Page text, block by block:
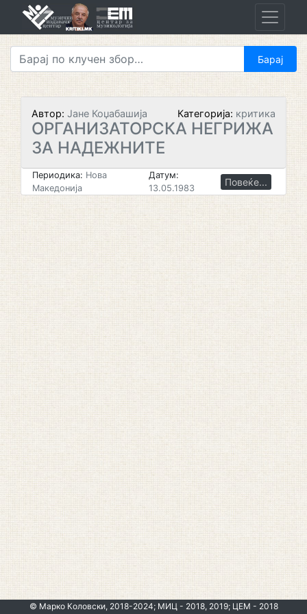
Автор: Јане Коџабашија Категорија: критика
ОРГАНИЗАТОРСКА НЕГРИЖА
ЗА НАДЕЖНИТЕ
Периодика: Нова
Македонија
Датум:
13.05.1983
Повеќе...
© Марко Коловски, 2018-2024; МИЦ - 2018, 2019; ЦЕМ - 2018